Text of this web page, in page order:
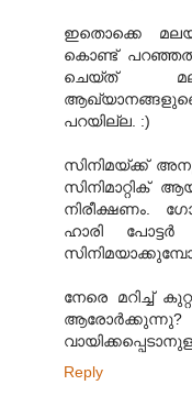
ഇതൊക്കെ
കൊണ്ട്
ചെയ്ത്
പറയില്ല. :)
സിനിമയ്ക്ക്
നിരീക്ഷണം.
ഹാരി
നേരെ മറിച്ച്‌
Reply